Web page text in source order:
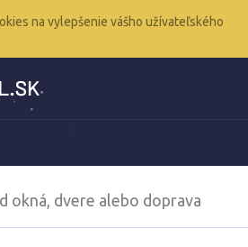
na vylepšenie vášho užívateľského